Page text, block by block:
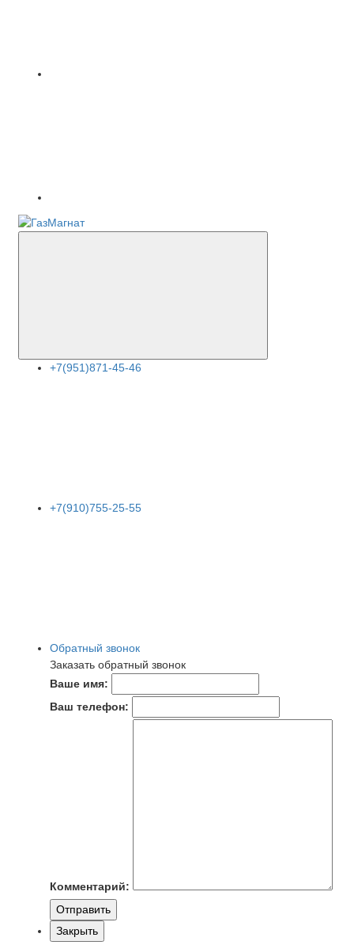
+7(951)871-45-46
+7(910)755-25-55
Обратный звонок
Заказать обратный звонок
Ваше имя:
Ваш телефон:
Комментарий:
Отправить
Закрыть